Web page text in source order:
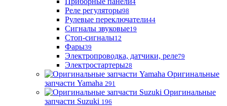
4
Реле регуляторы98
Рулевые переключатели44
Сигналы звуковые19
Стоп-сигналы12
Фары39
Электропроводка, датчики, реле79
Электростартеры28
Оригинальные
запчасти Yamaha 291
Оригинальные
запчасти Suzuki 196